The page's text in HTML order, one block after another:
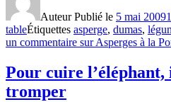
AuteurPublié le 5 mai 2009
tableÉtiquettes asperge, dumas,
un commentaire sur Asperges à la
Pour cuire l’éléphant,
tromper